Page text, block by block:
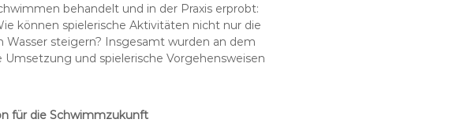
behandelt und in der Praxis erprobt:
können spielerische Aktivitäten nicht nur die
steigern? Insgesamt wurden an dem
und spielerische Vorgehensweisen
für die Schwimmzukunft